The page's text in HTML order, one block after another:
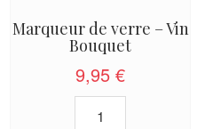
Marqueur de verre – Vin
Bouquet
9,95€